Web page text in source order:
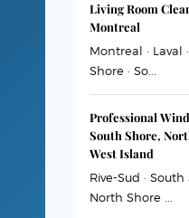
Living Room
Montreal
Montreal · Laval
Shore · So...
Professional
South Shore,
West Island
Rive-Sud ·
North Shore ...